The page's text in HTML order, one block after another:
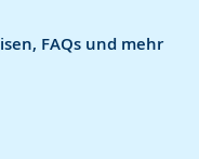
FAQs und mehr